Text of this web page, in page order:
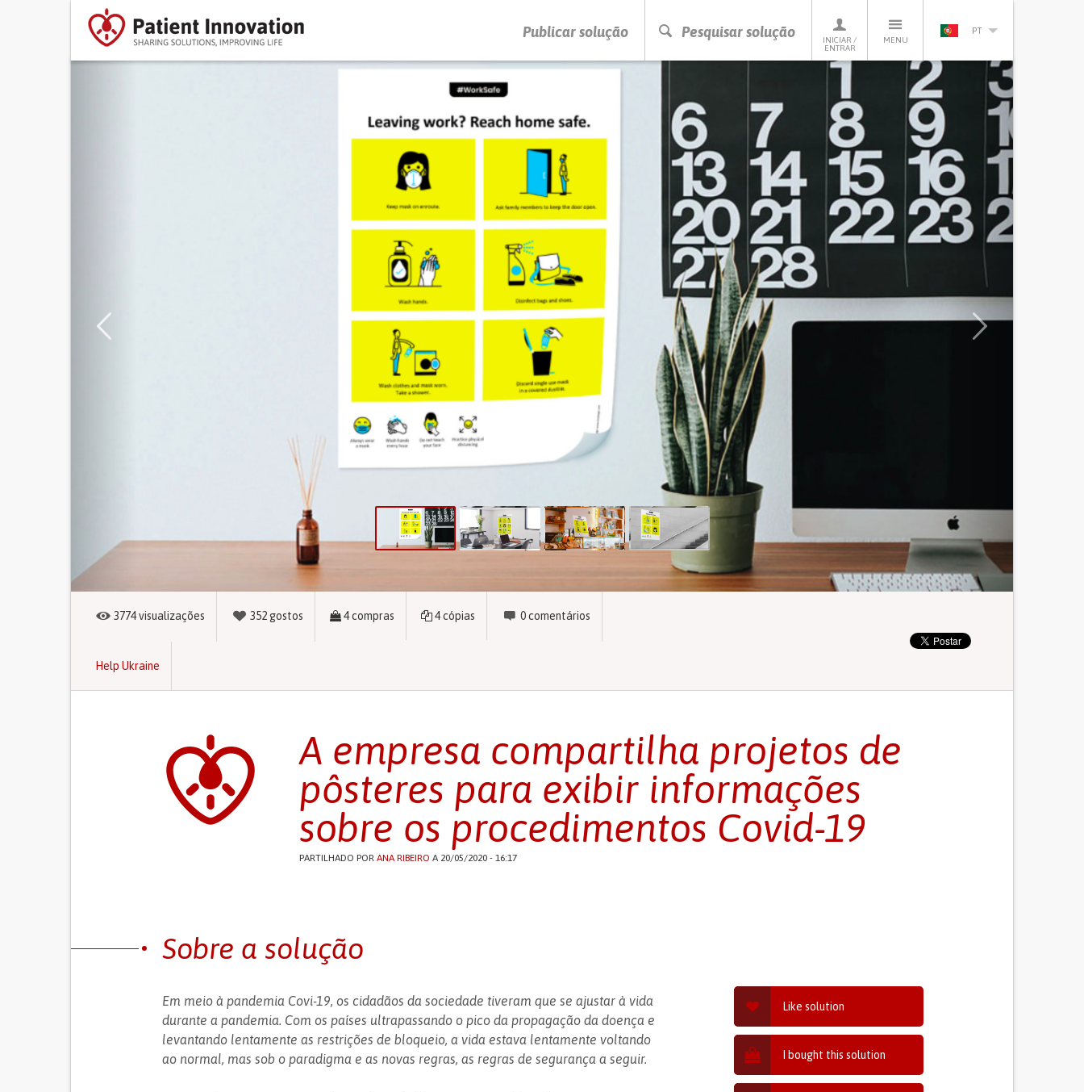
Publicar solução Pesquisar solução
INICIAR /
ENTRAR
MENU
PT
PRESSIONE ENTER PARA PESQUISAR
Next
3774visualizações 352gostos 4compras 4cópias 0comentários
Help Ukraine
A empresa compartilha projetos de
pôsteres para exibir informações
sobre os procedimentos Covid-19
PARTILHADO POR ANA RIBEIRO A 20/05/2020 - 16:17
Like solution
I bought this solution
Sobre a solução
Em meio à pandemia Covi-19, os cidadãos da sociedade tiveram que se ajustar à vida
durante a pandemia. Com os países ultrapassando o pico da propagação da doença e
levantando lentamente as restrições de bloqueio, a vida estava lentamente voltando
ao normal, mas sob o paradigma e as novas regras, as regras de segurança a seguir.